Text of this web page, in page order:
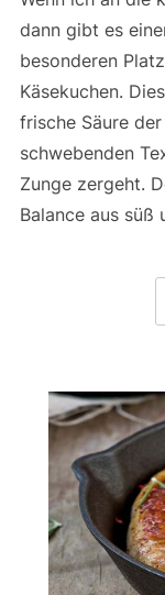
dann gibt es
besonderen
Käsekuchen.
frische Säure
schwebenden
Zunge zergeht.
Balance aus süß